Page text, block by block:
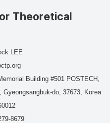
Theoretical
LEE
Building #501 POSTECH,
Gyeongsangbuk-do, 37673, Korea
8679